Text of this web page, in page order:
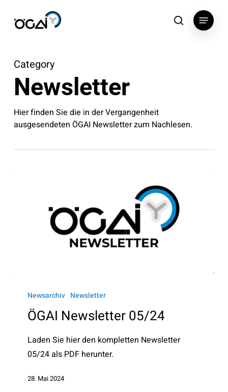
search
Menu
Category
Newsletter
Hier finden Sie die in der Vergangenheit
ausgesendeten ÖGAI Newsletter zum Nachlesen.
Newsletter
05/24
Newsarchiv Newsletter
ÖGAI Newsletter 05/24
Laden Sie hier den kompletten Newsletter
05/24 als PDF herunter.
28. Mai 2024